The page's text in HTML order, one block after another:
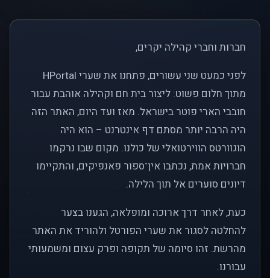
חברות וחברי קהילה יקרים,
לפני כמעט שני עשורים, פתחנו את שערי HPortal
מתוך חלום פשוט: ליצור בית חם וקהילה אוהבת עבור
חובבי הארי פוטר בישראל. מאז ועד היום, האתר הזה
היה הרבה יותר מסתם דף אינטרנט – הוא היה
הוגוורטס הווירטואלי של כולנו. מקום שבו נרקמו
חברויות אמת, נכתבו אין־ספור פאנפיקים, והתקיימו
דיונים סוערים אל תוך הלילה.
כעת, לאחר דרך ארוכה ומופלאה, הגענו בצער
להחלטה לסגור את שערי הפורטל ולהוריד את האתר
מהרשת. זהו סיומה של תקופה ופרק עצום ומשמעותי
עבורנו.